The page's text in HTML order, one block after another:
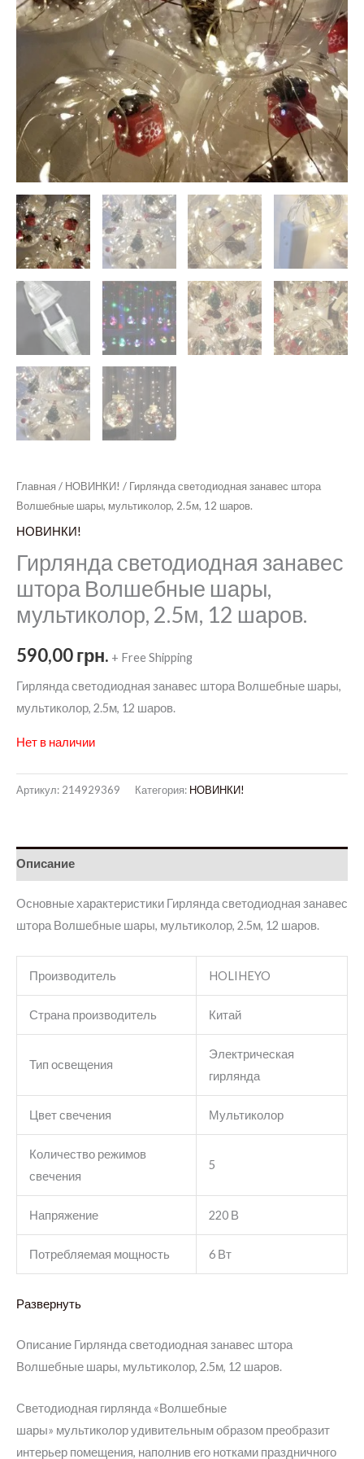
Главная / НОВИНКИ! / Гирлянда светодиодная занавес штора
Волшебные шары, мультиколор, 2.5м, 12 шаров.
НОВИНКИ!
Гирлянда светодиодная занавес
штора Волшебные шары,
мультиколор, 2.5м, 12 шаров.
590,00грн. + Free Shipping
Гирлянда светодиодная занавес штора Волшебные шары,
мультиколор, 2.5м, 12 шаров.
Нет в наличии
Артикул: 214929369 Категория: НОВИНКИ!
Описание
Основные характеристики Гирлянда светодиодная занавес
штора Волшебные шары, мультиколор, 2.5м, 12 шаров.
Производитель HOLIHEYO
Страна производитель Китай
Тип освещения
Электрическая
гирлянда
Цвет свечения Мультиколор
Количество режимов
свечения
5
Напряжение 220 В
Потребляемая мощность 6 Вт
Развернуть
Описание Гирлянда светодиодная занавес штора
Волшебные шары, мультиколор, 2.5м, 12 шаров.
Светодиодная гирлянда «Волшебные
шары» мультиколор удивительным образом преобразит
интерьер помещения, наполнив его нотками праздничного